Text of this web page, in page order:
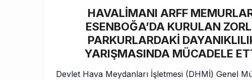
HAVALİMANI ARFF
ESENBOĞA’DA KURULAN
PARKURLARDAKİ
YARIŞMASINDA MÜCADELE
Devlet Hava Meydanları İşletmesi (DHMİ) Genel